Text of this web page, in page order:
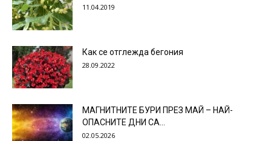
11.04.2019
Как се отглежда бегония
28.09.2022
МАГНИТНИТЕ БУРИ ПРЕЗ МАЙ – НАЙ-
ОПАСНИТЕ ДНИ СА…
02.05.2026